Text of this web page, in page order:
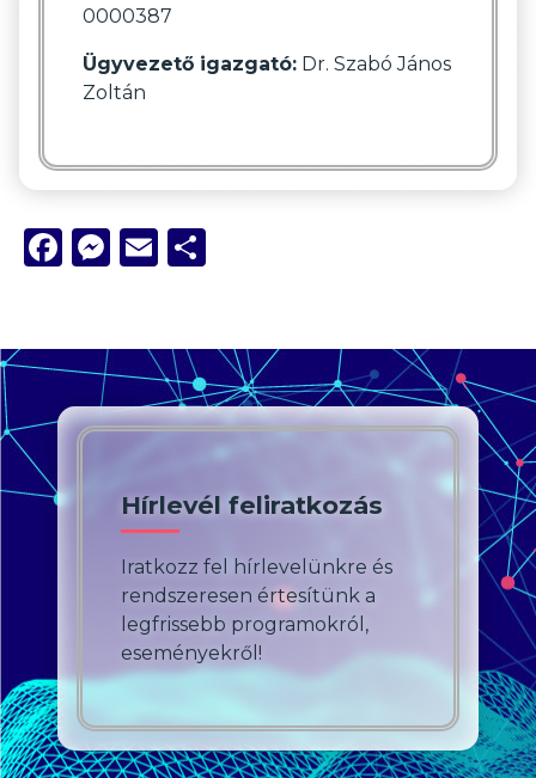
0000387
Ügyvezető igazgató: Dr. Szabó János
Zoltán
Facebook
Messenger
Email
Hírlevél feliratkozás
Iratkozz fel hírlevelünkre és
rendszeresen értesítünk a
legfrissebb programokról,
eseményekről!